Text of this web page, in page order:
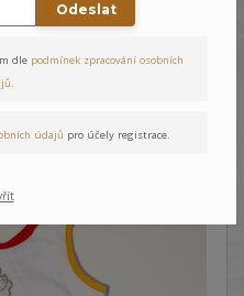
Myšky
Odeslat
dle podmínek zpracování osobních
.
údajů pro účely registrace.